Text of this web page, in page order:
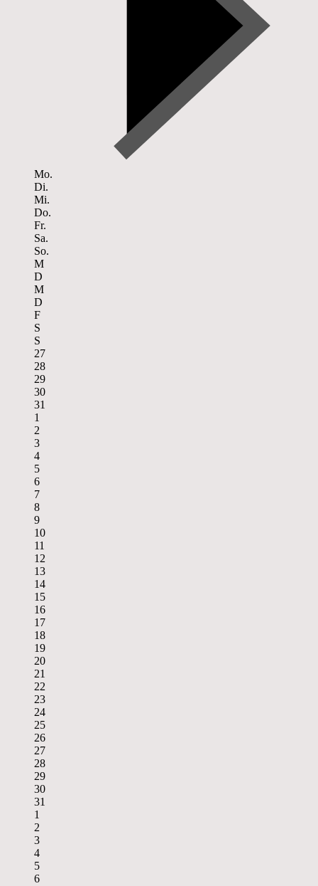
Mo.
Di.
Mi.
Do.
Fr.
Sa.
So.
M
D
M
D
F
S
S
27
28
29
30
31
1
2
3
4
5
6
7
8
9
10
11
12
13
14
15
16
17
18
19
20
21
22
23
24
25
26
27
28
29
30
31
1
2
3
4
5
6